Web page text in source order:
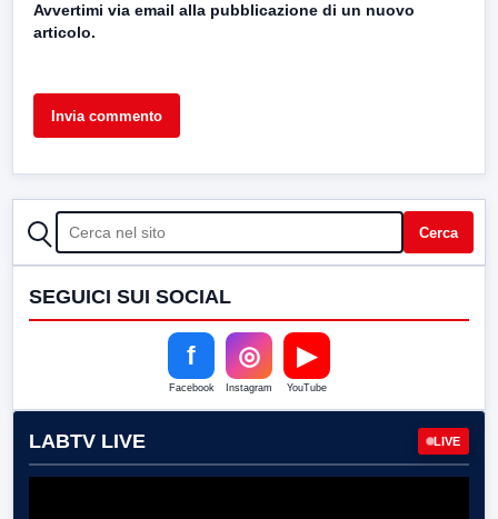
Avvertimi via email alla pubblicazione di un nuovo
articolo.
CERCA Cerca
SEGUICI SUI SOCIAL
f
Facebook
◎
Instagram
▶
YouTube
LABTV LIVE LIVE